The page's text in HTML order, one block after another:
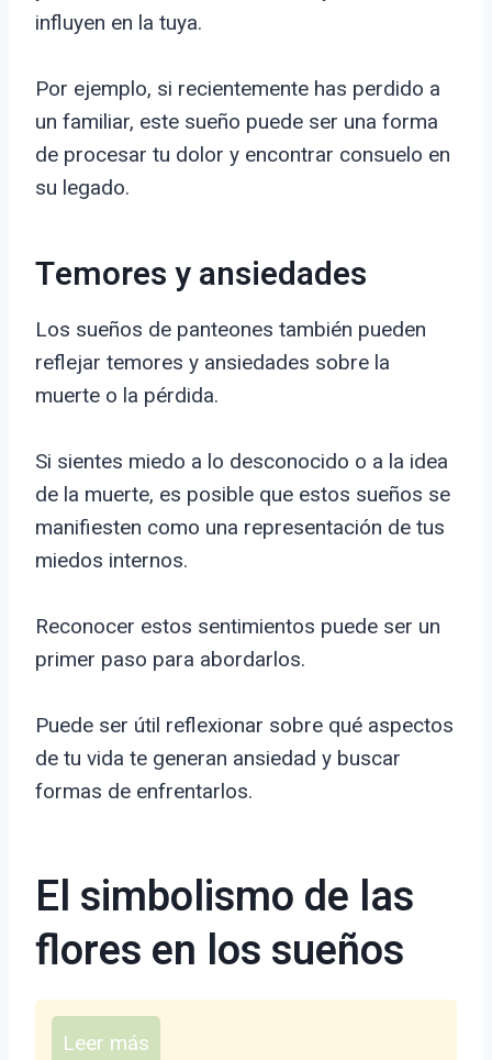
influyen en la tuya.
Por ejemplo, si recientemente has perdido a
un familiar, este sueño puede ser una forma
de procesar tu dolor y encontrar consuelo en
su legado.
Temores y ansiedades
Los sueños de panteones también pueden
reflejar temores y ansiedades sobre la
muerte o la pérdida.
Si sientes miedo a lo desconocido o a la idea
de la muerte, es posible que estos sueños se
manifiesten como una representación de tus
miedos internos.
Reconocer estos sentimientos puede ser un
primer paso para abordarlos.
Puede ser útil reflexionar sobre qué aspectos
de tu vida te generan ansiedad y buscar
formas de enfrentarlos.
El simbolismo de las
flores en los sueños
Leer más